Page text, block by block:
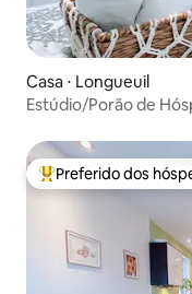
Casa ⋅ Longueuil
Estúdio/Porão de
Entre os melhores
Preferido dos